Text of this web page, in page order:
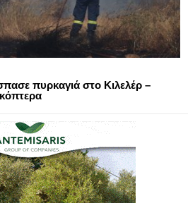
πυρκαγιά στο Κιλελέρ –